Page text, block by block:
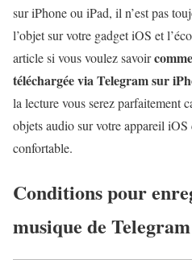
sur iPhone ou iPad, il n’est pas
l’objet sur votre gadget iOS et
article si vous voulez savoir
téléchargée via Telegram sur
la lecture vous serez parfaitement
objets audio sur votre appareil
confortable.
Conditions pour
musique de